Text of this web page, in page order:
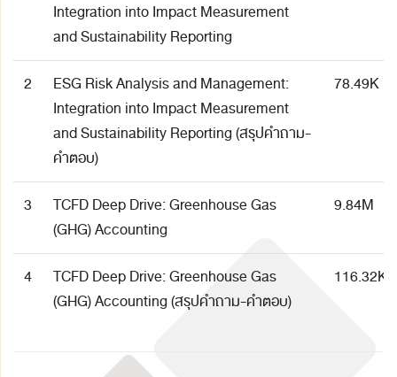
Integration into Impact Measurement
and Sustainability Reporting
2
ESG Risk Analysis and Management:
Integration into Impact Measurement
and Sustainability Reporting (สรุปคำถาม-
คำตอบ)
78.49K
3
TCFD Deep Drive: Greenhouse Gas
(GHG) Accounting
9.84M
4
TCFD Deep Drive: Greenhouse Gas
(GHG) Accounting (สรุปคำถาม-คำตอบ)
116.32K